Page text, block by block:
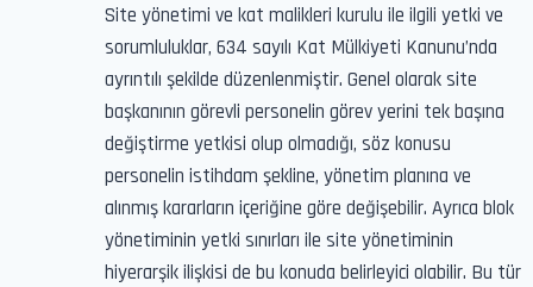
Site yönetimi ve kat malikleri kurulu ile ilgili yetki ve
sorumluluklar, 634 sayılı Kat Mülkiyeti Kanunu’nda
ayrıntılı şekilde düzenlenmiştir. Genel olarak site
başkanının görevli personelin görev yerini tek başına
değiştirme yetkisi olup olmadığı, söz konusu
personelin istihdam şekline, yönetim planına ve
alınmış kararların içeriğine göre değişebilir. Ayrıca blok
yönetiminin yetki sınırları ile site yönetiminin
hiyerarşik ilişkisi de bu konuda belirleyici olabilir. Bu tür